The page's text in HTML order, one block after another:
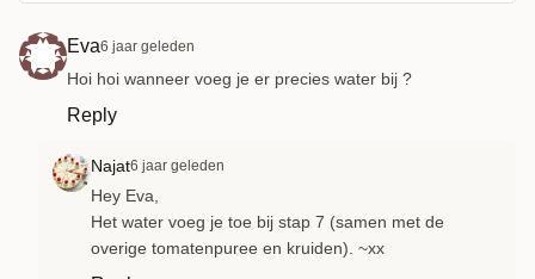
Eva6 jaar geleden
Hoi hoi wanneer voeg je er precies water bij ?
Reply
Najat6 jaar geleden
Hey Eva,
Het water voeg je toe bij stap 7 (samen met de
overige tomatenpuree en kruiden). ~xx